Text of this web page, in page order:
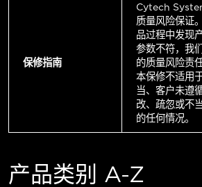
保修指南
Cytech
质量风险保证
品过程中发现
参数不符，我
的质量风险责任
本保修不适用
当、客户未遵
改、疏忽或不
的任何情况。
产品类别 A-Z